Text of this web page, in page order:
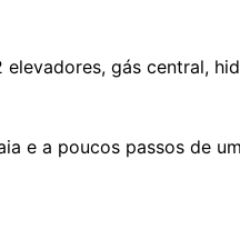
gás central,
e a poucos passos de